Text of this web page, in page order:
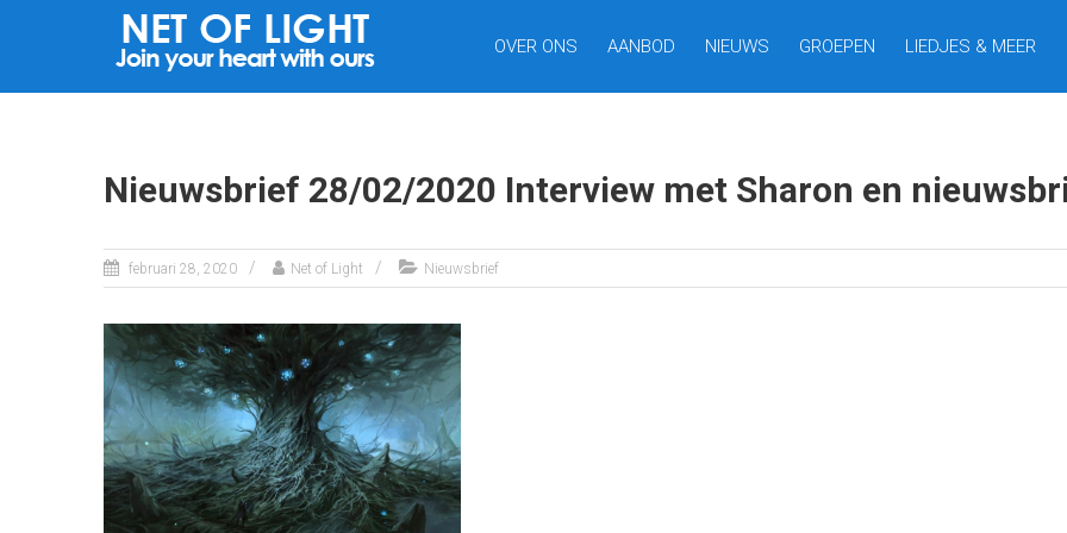
OVER ONS AANBOD NIEUWS GROEPEN LIEDJES & MEER
Nieuwsbrief 28/02/2020 Interview met Sharon en
februari 28, 2020 Net of Light Nieuwsbrief